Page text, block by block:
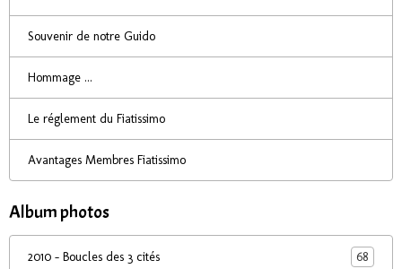
Souvenir de notre Guido
Hommage ...
Le réglement du Fiatissimo
Avantages Membres Fiatissimo
Album photos
2010 - Boucles des 3 cités 68